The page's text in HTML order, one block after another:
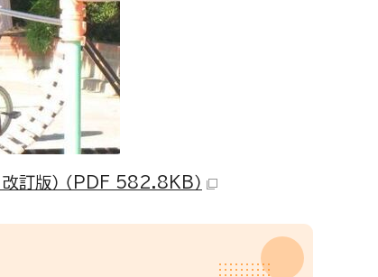
訂版） （PDF 582.8KB）